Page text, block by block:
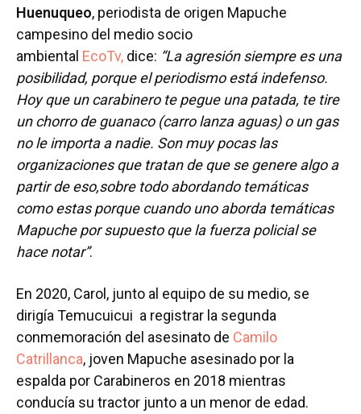
Huenuqueo, periodista de origen Mapuche
campesino del medio socio
ambiental EcoTv, dice: “La agresión siempre es una
posibilidad, porque el periodismo está indefenso.
Hoy que un carabinero te pegue una patada, te tire
un chorro de guanaco (carro lanza aguas) o un gas
no le importa a nadie. Son muy pocas las
organizaciones que tratan de que se genere algo a
partir de eso,sobre todo abordando temáticas
como estas porque cuando uno aborda temáticas
Mapuche por supuesto que la fuerza policial se
hace notar”.
En 2020, Carol, junto al equipo de su medio, se
dirigía Temucuicui a registrar la segunda
conmemoración del asesinato de Camilo
Catrillanca, joven Mapuche asesinado por la
espalda por Carabineros en 2018 mientras
conducía su tractor junto a un menor de edad.